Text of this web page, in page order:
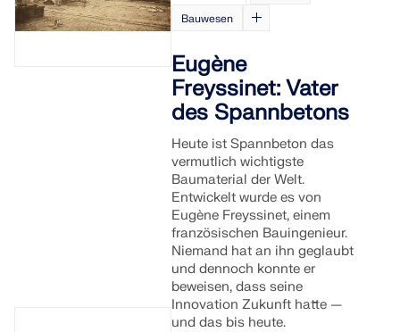
Bauwesen
Eugène
Freyssinet: Vater
des Spannbetons
Heute ist Spannbeton das
vermutlich wichtigste
Baumaterial der Welt.
Entwickelt wurde es von
Eugène Freyssinet, einem
französischen Bauingenieur.
Niemand hat an ihn geglaubt
und dennoch konnte er
beweisen, dass seine
Innovation Zukunft hatte —
und das bis heute.